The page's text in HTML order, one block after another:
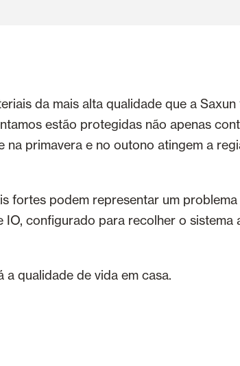
da mais alta qualidade que a
estão protegidas não apenas
primavera e no outono atingem a
fortes podem representar um
configurado para recolher o sistema
a qualidade de vida em casa.